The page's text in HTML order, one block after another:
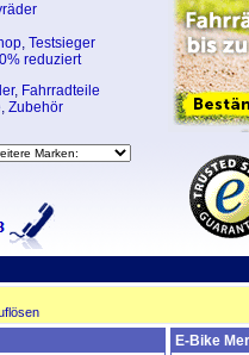
, Testsieger
reduziert
, Fahrradteile
, Zubehör
E-Bike